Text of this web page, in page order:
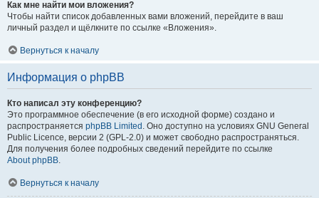
Как мне найти мои вложения?
Чтобы найти список добавленных вами вложений, перейдите в ваш
личный раздел и щёлкните по ссылке «Вложения».
Вернуться к началу
Информация о phpBB
Кто написал эту конференцию?
Это программное обеспечение (в его исходной форме) создано и
распространяется phpBB Limited . Оно доступно на условиях GNU General
Public Licence, версии 2 (GPL-2.0) и может свободно распространяться.
Для получения более подробных сведений перейдите по ссылке
About phpBB.
Вернуться к началу